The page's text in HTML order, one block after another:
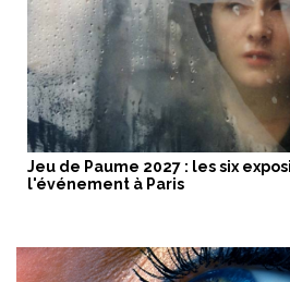
Jeu de Paume 2027 : les six
l'événement à Paris